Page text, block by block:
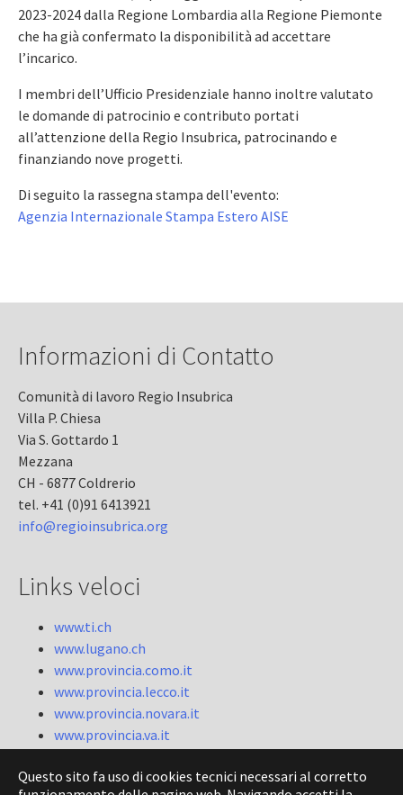
Questo sito fa uso di cookies tecnici necessari al corretto
2023-2024 dalla Regione Lombardia alla Regione Piemonte
che ha già confermato la disponibilità ad accettare
l’incarico.
I membri dell’Ufficio Presidenziale hanno inoltre valutato
le domande di patrocinio e contributo portati
all’attenzione della Regio Insubrica, patrocinando e
finanziando nove progetti.
Di seguito la rassegna stampa dell'evento:
Agenzia Internazionale Stampa Estero AISE
Informazioni di Contatto
Comunità di lavoro Regio Insubrica
Villa P. Chiesa
Via S. Gottardo 1
Mezzana
CH - 6877 Coldrerio
tel. +41 (0)91 6413921
info@regioinsubrica.org
Links veloci
www.ti.ch
www.lugano.ch
www.provincia.como.it
www.provincia.lecco.it
www.provincia.novara.it
www.provincia.va.it